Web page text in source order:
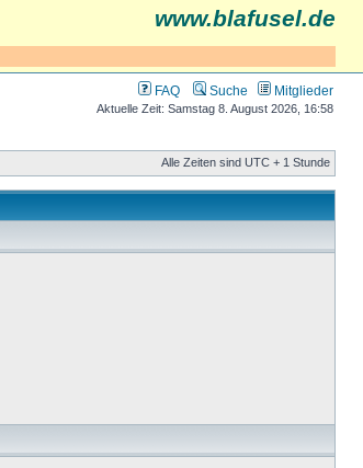
www.blafusel.de
FAQ Suche Mitglieder
Aktuelle Zeit: Samstag 8. August 2026, 16:58
Alle Zeiten sind UTC + 1 Stunde